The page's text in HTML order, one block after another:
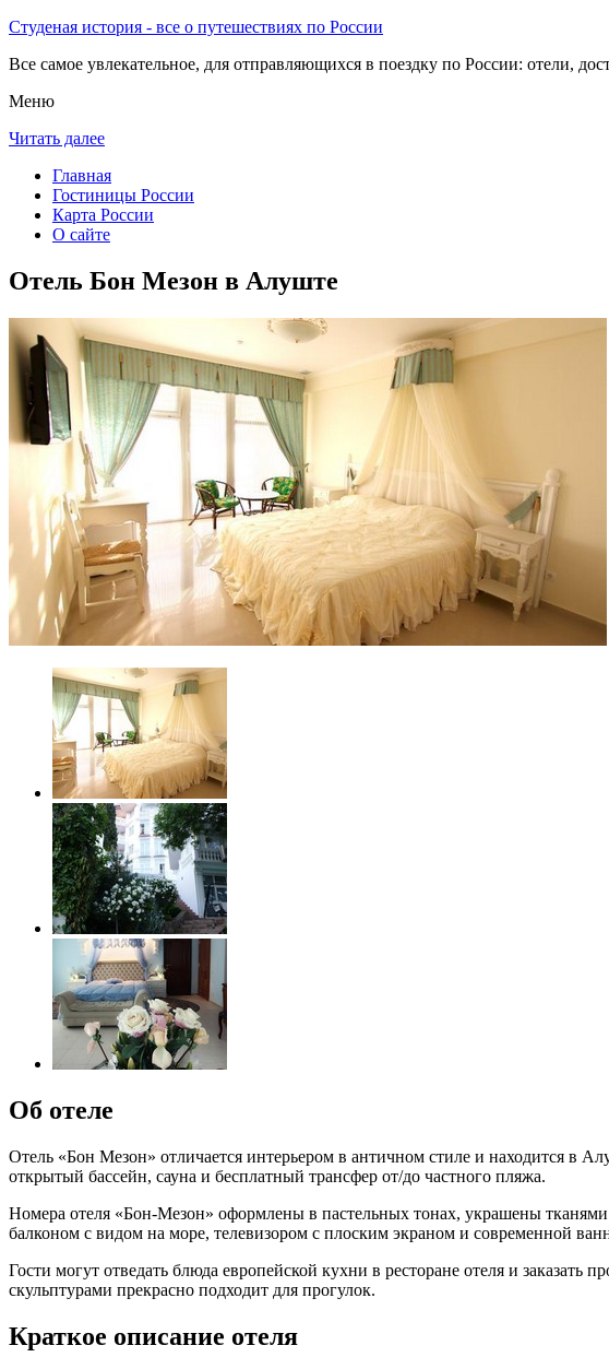
Студеная история - все о путешествиях по России
Все самое увлекательное, для отправляющихся в поездку по России: отели,
Меню
Читать далее
Главная
Гостиницы России
Карта России
О сайте
Отель Бон Мезон в Алуште
Об отеле
Отель «Бон Мезон» отличается интерьером в античном стиле и находится в
открытый бассейн, сауна и бесплатный трансфер от/до частного пляжа.
Номера отеля «Бон-Мезон» оформлены в пастельных тонах, украшены
балконом с видом на море, телевизором с плоским экраном и современной
Гости могут отведать блюда европейской кухни в ресторане отеля и
скульптурами прекрасно подходит для прогулок.
Краткое описание отеля